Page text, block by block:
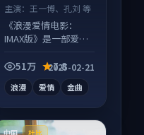
主演：王一博、孔刘 等
《浪漫爱情电影：
IMAX版》是一部爱情
成长为内核，情感戏
51万 7.8
2025-02-21
浪漫 爱情 金曲
中国 杜比